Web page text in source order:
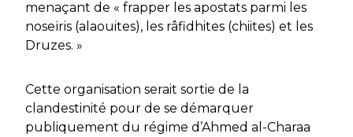
menaçant de « frapper les apostats parmi les
noseïris (alaouites), les râfidhites (chiites) et les
Druzes. »
Cette organisation serait sortie de la
clandestinité pour de se démarquer
publiquement du régime d’Ahmed al-Charaa